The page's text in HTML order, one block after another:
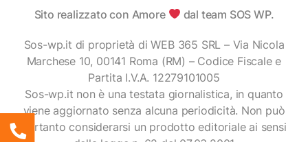
Sito realizzato con Amore dal team SOS WP.
Sos-wp.it di proprietà di WEB 365 SRL – Via Nicola
Marchese 10, 00141 Roma (RM) – Codice Fiscale e
Partita I.V.A. 12279101005
Sos-wp.it non è una testata giornalistica, in quanto
viene aggiornato senza alcuna periodicità. Non può
pertanto considerarsi un prodotto editoriale ai sensi